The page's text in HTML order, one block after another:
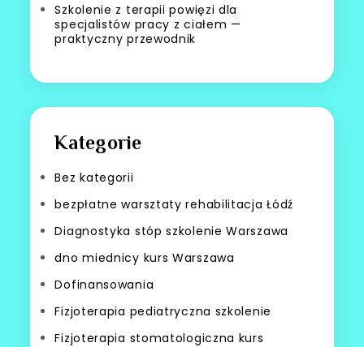
Szkolenie z terapii powięzi dla
specjalistów pracy z ciałem —
praktyczny przewodnik
Kategorie
Bez kategorii
bezpłatne warsztaty rehabilitacja Łódź
Diagnostyka stóp szkolenie Warszawa
dno miednicy kurs Warszawa
Dofinansowania
Fizjoterapia pediatryczna szkolenie
Fizjoterapia stomatologiczna kurs